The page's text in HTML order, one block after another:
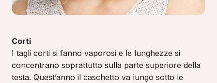
Corti
I tagli corti si fanno vaporosi e le lunghezze si
concentrano soprattutto sulla parte superiore della
testa. Quest’anno il caschetto va lungo sotto le